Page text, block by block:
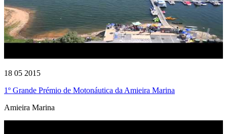
18 05 2015
1º Grande Prémio de Motonáutica da Amieira Marina
Amieira Marina